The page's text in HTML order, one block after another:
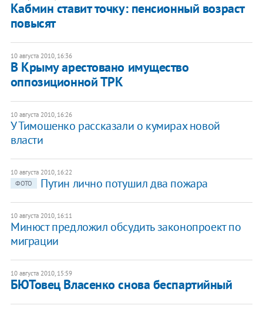
Кабмин ставит точку: пенсионный возраст
повысят
10 августа 2010, 16:36
В Крыму арестовано имущество
оппозиционной ТРК
10 августа 2010, 16:26
У Тимошенко рассказали о кумирах новой
власти
10 августа 2010, 16:22
ФОТО
Путин лично потушил два пожара
10 августа 2010, 16:11
Минюст предложил обсудить законопроект по
миграции
10 августа 2010, 15:59
БЮТовец Власенко снова беспартийный